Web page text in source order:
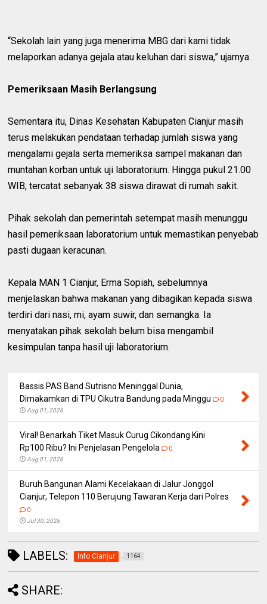
“Sekolah lain yang juga menerima MBG dari kami tidak
melaporkan adanya gejala atau keluhan dari siswa,” ujarnya.
Pemeriksaan Masih Berlangsung
Sementara itu, Dinas Kesehatan Kabupaten Cianjur masih
terus melakukan pendataan terhadap jumlah siswa yang
mengalami gejala serta memeriksa sampel makanan dan
muntahan korban untuk uji laboratorium. Hingga pukul 21.00
WIB, tercatat sebanyak 38 siswa dirawat di rumah sakit.
Pihak sekolah dan pemerintah setempat masih menunggu
hasil pemeriksaan laboratorium untuk memastikan penyebab
pasti dugaan keracunan.
Kepala MAN 1 Cianjur, Erma Sopiah, sebelumnya
menjelaskan bahwa makanan yang dibagikan kepada siswa
terdiri dari nasi, mi, ayam suwir, dan semangka. Ia
menyatakan pihak sekolah belum bisa mengambil
kesimpulan tanpa hasil uji laboratorium.
Bassis PAS Band Sutrisno Meninggal Dunia,
Dimakamkan di TPU Cikutra Bandung pada Minggu
0
Aug 01, 2026
Viral! Benarkah Tiket Masuk Curug Cikondang Kini
Rp100 Ribu? Ini Penjelasan Pengelola
0
Aug 01, 2026
Buruh Bangunan Alami Kecelakaan di Jalur Jonggol
Cianjur, Telepon 110 Berujung Tawaran Kerja dari Polres
0
Jul 30, 2026
LABELS: Info Cianjur 1164
SHARE: